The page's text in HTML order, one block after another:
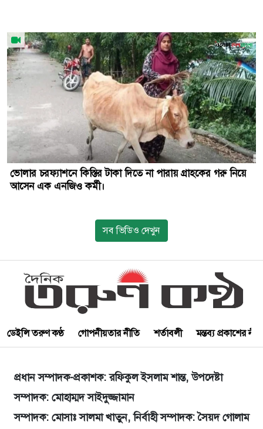
ভোলার চরফ্যাশনে কিস্তির টাকা দিতে না পারায় গ্রাহকের গরু নিয়ে
আসেন এক এনজিও কর্মী।
সব ভিডিও দেখুন
ডেইলি তরুণ কণ্ঠ গোপনীয়তার নীতি শর্তাবলী মন্তব্য প্রকাশের
প্রধান সম্পাদক-প্রকাশক: রফিকুল ইসলাম শান্ত, উপদেষ্টা
সম্পাদক: মোহাম্মদ সাইদুজ্জামান
সম্পাদক: মোসাঃ সালমা খাতুন, নির্বাহী সম্পাদক: সৈয়দ গোলাম